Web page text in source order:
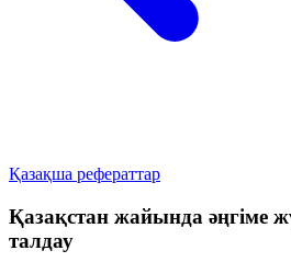
Қазақша рефераттар
Қазақстан жайында әңгіме
талдау